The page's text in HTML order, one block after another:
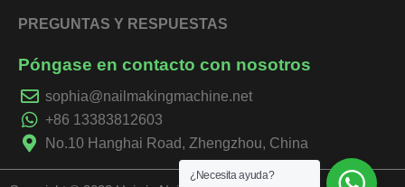
PREGUNTAS Y RESPUESTAS
Póngase en contacto con nosotros
sophia@nailmakingmachine.net
+86 13383812603
No.10 Hanghai Road, Zhengzhou, China
¿Necesita ayuda?